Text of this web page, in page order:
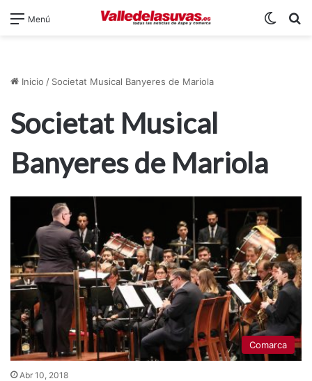
Menú
Inicio / Societat Musical Banyeres de Mariola
Societat Musical
Banyeres de Mariola
Comarca
Abr 10, 2018